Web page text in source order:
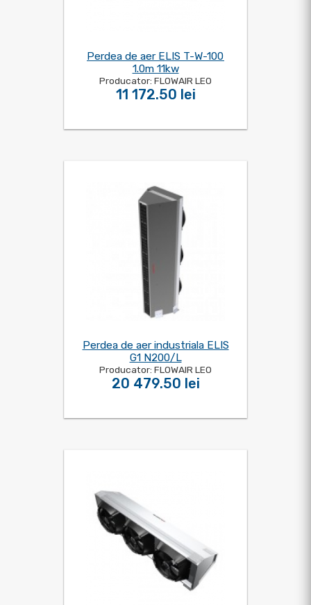
Perdea de aer ELIS T-W-100
1.0m 11kw
Producator: FLOWAIR LEO
11 172.50 lei
Perdea de aer industriala ELIS
G1 N200/L
Producator: FLOWAIR LEO
20 479.50 lei